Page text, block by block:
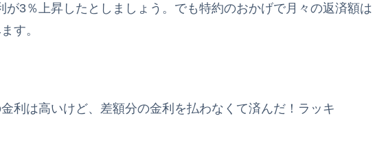
が3％上昇したとしましょう。でも特約のおかげで月々の返済額は
す。
利は高いけど、差額分の金利を払わなくて済んだ！ラッキ